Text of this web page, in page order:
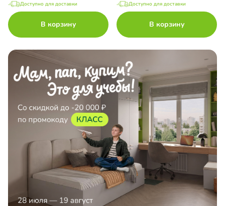
Доступно для доставки
В корзину
Доступно для доставки
В корзину